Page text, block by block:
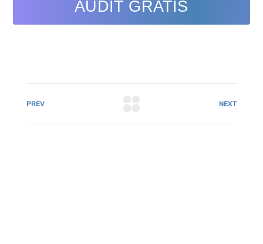
AUDIT GRATIS
PREV NEXT